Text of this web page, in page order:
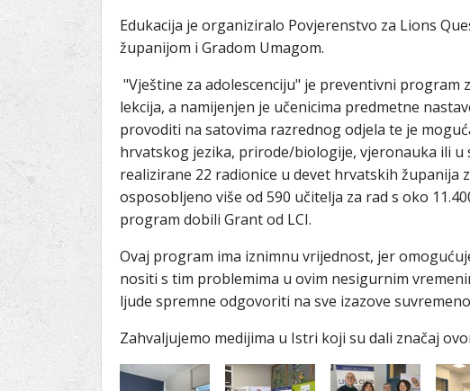
Edukacija je organiziralo Povjerenstvo za Lions
županijom i Gradom Umagom.
"Vještine za adolescenciju" je preventivni program
lekcija, a namijenjen je učenicima predmetne
provoditi na satovima razrednog odjela te je
hrvatskog jezika, prirode/biologije, vjeronauka ili u
realizirane 22 radionice u devet hrvatskih županija
osposobljeno više od 590 učitelja za rad s oko
program dobili Grant od LCI.
Ovaj program ima iznimnu vrijednost, jer
nositi s tim problemima u ovim nesigurnim
ljude spremne odgovoriti na sve izazove
Zahvaljujemo medijima u Istri koji su dali značaj